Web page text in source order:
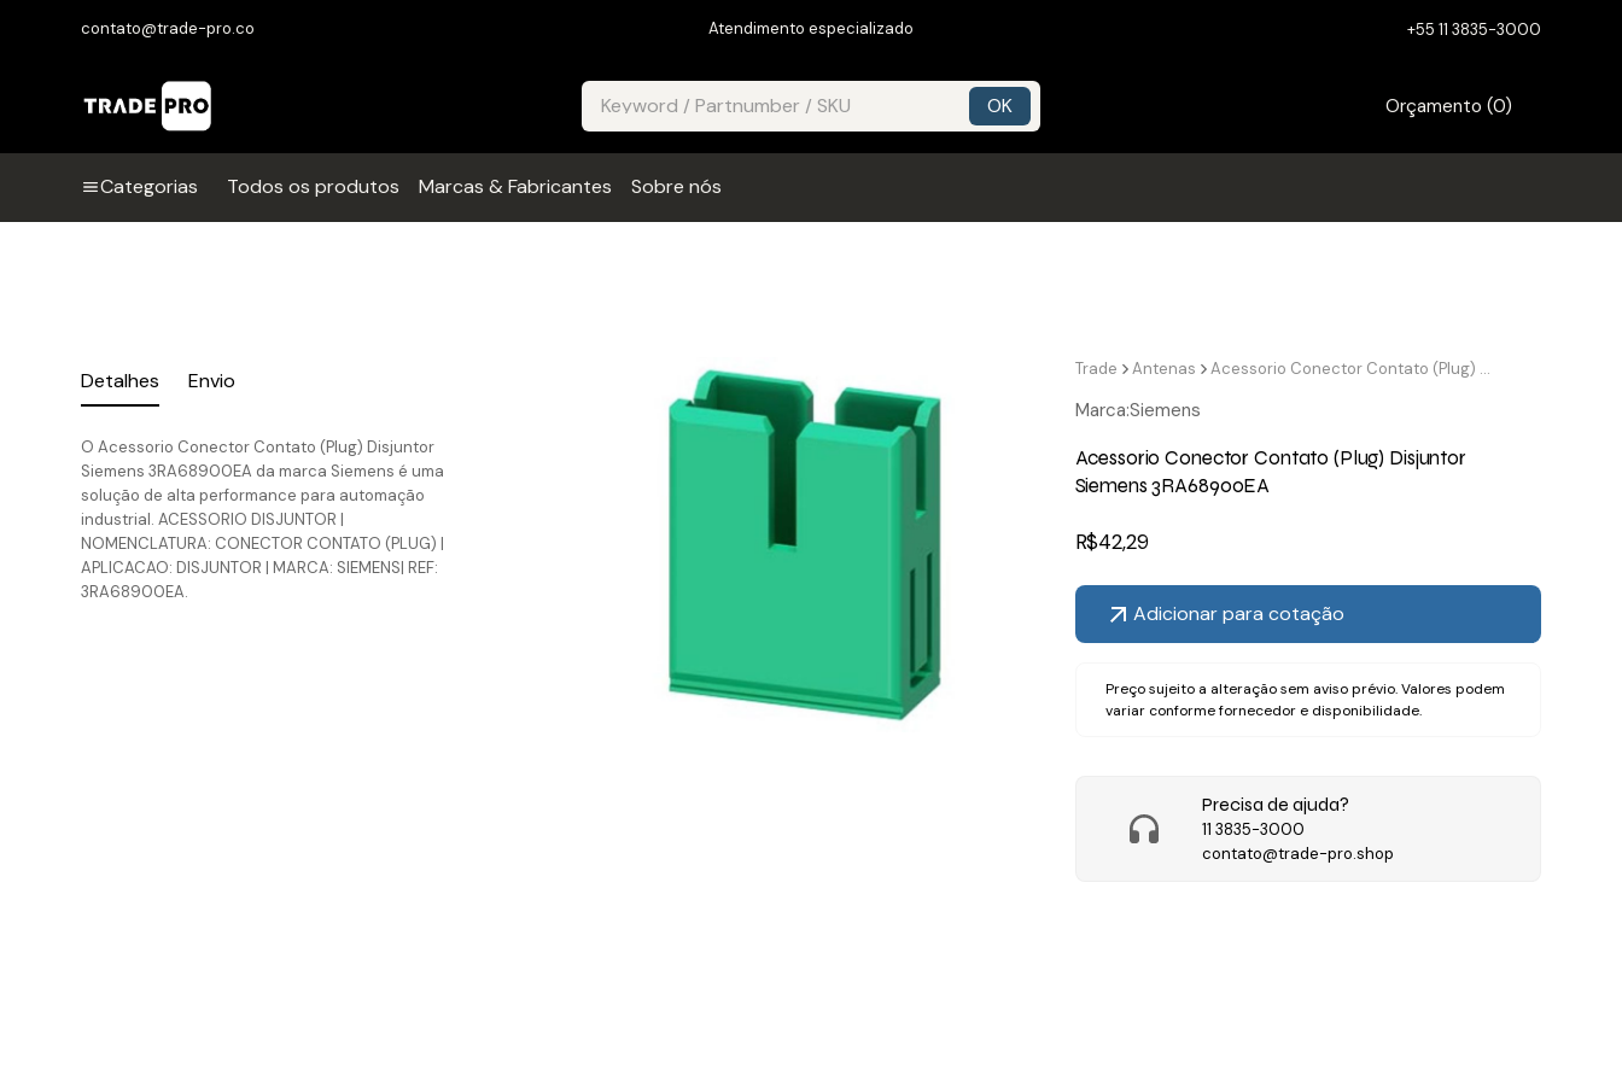
contato@trade-pro.co Atendimento especializado +55 11 3835-3000
Orçamento (0)
Categorias Todos os produtos Marcas & Fabricantes Sobre nós
Detalhes Envio
O Acessorio Conector Contato (Plug) Disjuntor
Siemens 3RA68900EA da marca Siemens é uma
solução de alta performance para automação
industrial. ACESSORIO DISJUNTOR |
NOMENCLATURA: CONECTOR CONTATO (PLUG) |
APLICACAO: DISJUNTOR | MARCA: SIEMENS| REF:
3RA68900EA.
Trade Antenas Acessorio Conector Contato (Plug) Disjuntor Siemens 3RA68900EA
Marca:Siemens
Acessorio Conector Contato (Plug) Disjuntor
Siemens 3RA68900EA
R$42,29
Adicionar para cotação
Preço sujeito a alteração sem aviso prévio. Valores podem
variar conforme fornecedor e disponibilidade.
Precisa de ajuda?
11 3835-3000
contato@trade-pro.shop